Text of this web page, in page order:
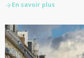
En savoir plus